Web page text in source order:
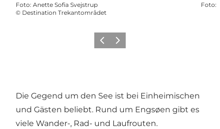
Foto: Anette Sofia Svejstrup
© Destination Trekantområdet
Foto:
Vorherige Folie
Nächste Folie
Die Gegend um den See ist bei Einheimischen
und Gästen beliebt. Rund um Engsøen gibt es
viele Wander-, Rad- und Laufrouten.